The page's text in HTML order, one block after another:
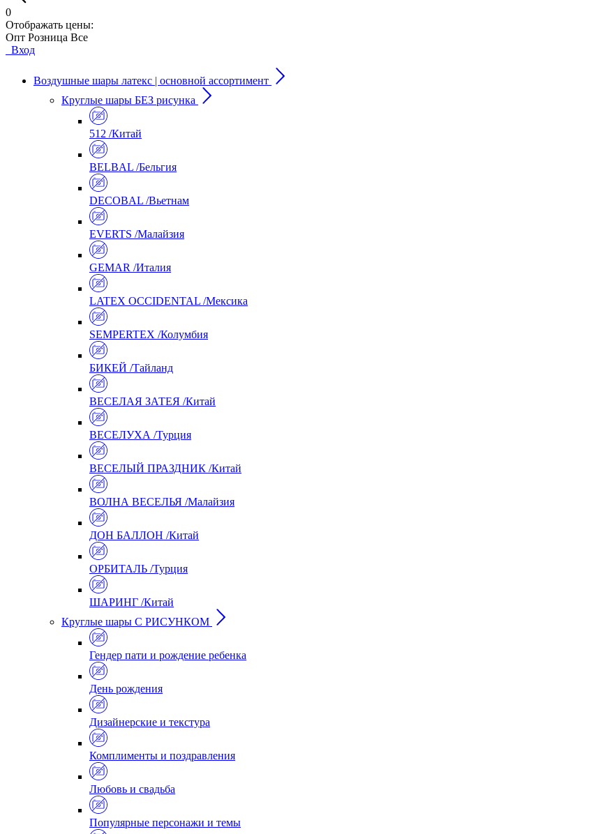
0
Отображать цены:
Опт Розница Все
Вход
Воздушные шары латекс | основной ассортимент
Круглые шары БЕЗ рисунка
512 /Китай
BELBAL /Бельгия
DECOBAL /Вьетнам
EVERTS /Малайзия
GEMAR /Италия
LATEX OCCIDENTAL /Мексика
SEMPERTEX /Колумбия
БИКЕЙ /Тайланд
ВЕСЕЛАЯ ЗАТЕЯ /Китай
ВЕСЕЛУХА /Турция
ВЕСЕЛЫЙ ПРАЗДНИК /Китай
ВОЛНА ВЕСЕЛЬЯ /Малайзия
ДОН БАЛЛОН /Китай
ОРБИТАЛЬ /Турция
ШАРИНГ /Китай
Круглые шары С РИСУНКОМ
Гендер пати и рождение ребенка
День рождения
Дизайнерские и текстура
Комплименты и поздравления
Любовь и свадьба
Популярные персонажи и темы